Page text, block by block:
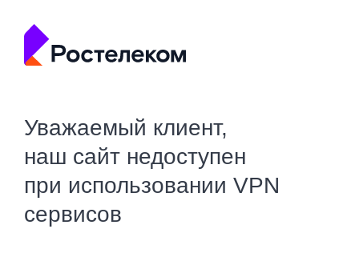
Уважаемый клиент,
наш сайт недоступен
при использовании VPN
сервисов